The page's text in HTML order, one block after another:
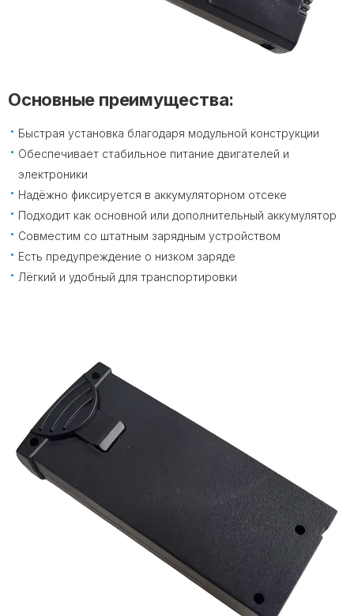
Основные преимущества:
Быстрая установка благодаря модульной конструкции
Обеспечивает стабильное питание двигателей и
электроники
Надёжно фиксируется в аккумуляторном отсеке
Подходит как основной или дополнительный аккумулятор
Совместим со штатным зарядным устройством
Есть предупреждение о низком заряде
Лёгкий и удобный для транспортировки